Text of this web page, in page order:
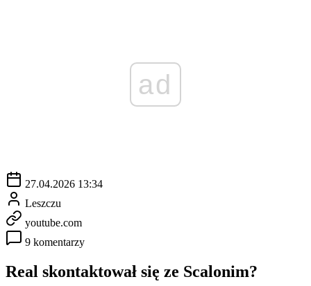
ad
27.04.2026 13:34
Leszczu
youtube.com
9 komentarzy
Real skontaktował się ze Scalonim?